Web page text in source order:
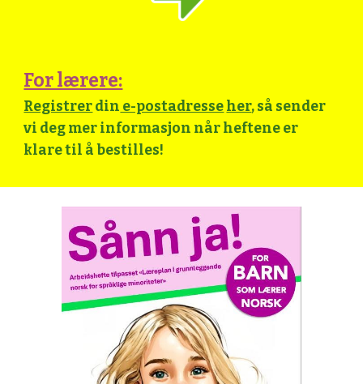
For lærere:
Registrerdin e-postadresseher, så sender
vi deg mer informasjon når heftene er
klare til å bestilles!